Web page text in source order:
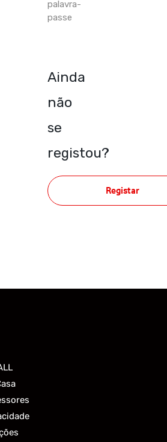
palavra-
passe
Ainda
não
se
registou?
Registar